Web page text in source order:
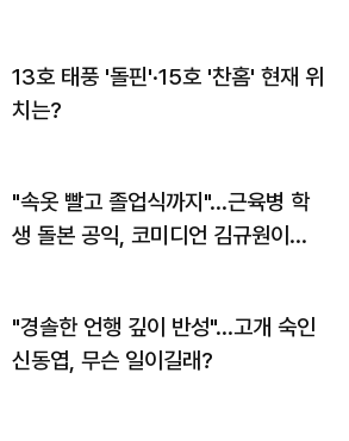
13호 태풍 '돌핀'·15호 '찬홈' 현재 위
치는?
"속옷 빨고 졸업식까지"…근육병 학
생 돌본 공익, 코미디언 김규원이었
"경솔한 언행 깊이 반성"…고개 숙인
신동엽, 무슨 일이길래?